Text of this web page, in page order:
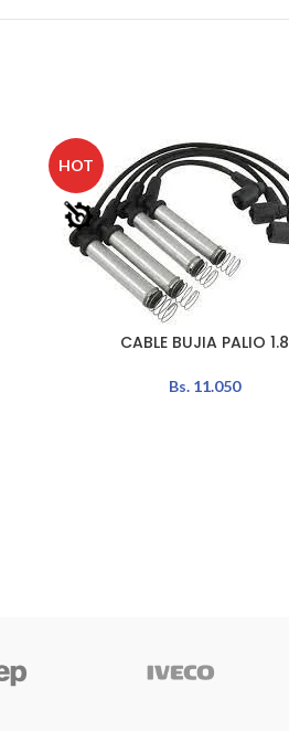
HOT
AÑADIR AL CARRITO
CABLE BUJIA PALIO 1.8
Bs. 11.050